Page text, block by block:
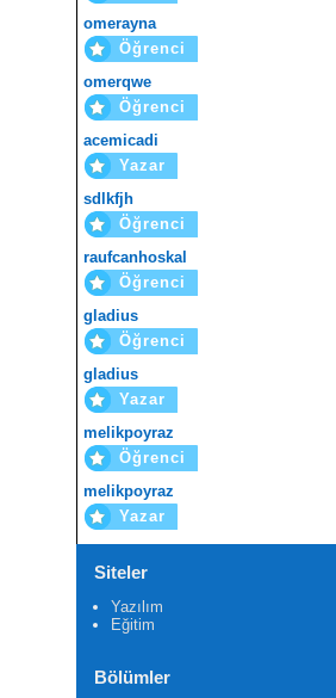
omerayna
Öğrenci
omerqwe
Öğrenci
acemicadi
Yazar
sdlkfjh
Öğrenci
raufcanhoskal
Öğrenci
gladius
Öğrenci
gladius
Yazar
melikpoyraz
Öğrenci
melikpoyraz
Yazar
Siteler
Yazılım
Eğitim
Bölümler